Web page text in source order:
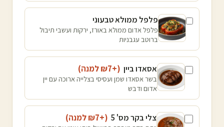
פלפל ממולא טבעוני
פלפל אדום ממולא באורז, ירקות ועשבי תיבול
ברוטב עגבניות
אסאדו ביין (+₪
7 למנה)
בשר אסאדו שמן ועסיסי בצלייה ארוכה עם יין
אדום ודבש
צלי בקר מס' 5 (+₪
7 למנה)